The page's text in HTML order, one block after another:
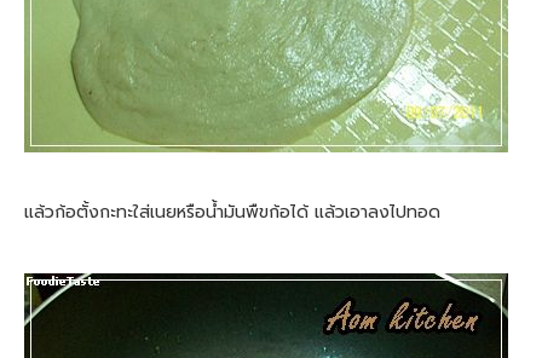
แล้วก้อตั้งกะทะใส่เนยหรือน้ำมันพืขก้อได้ แล้วเอาลงไปทอด